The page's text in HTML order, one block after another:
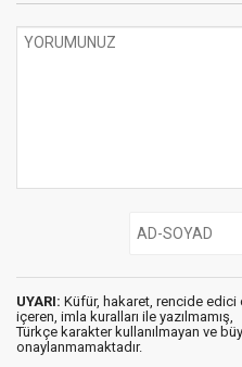
UYARI: Küfür, hakaret, rencide edici
içeren, imla kuralları ile yazılmamış,
Türkçe karakter kullanılmayan ve
onaylanmamaktadır.